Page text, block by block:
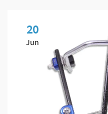
20
Jun